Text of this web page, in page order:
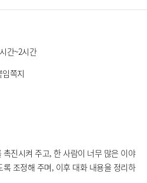
간~2시간
쪽지
촉진시켜 주고, 한 사람이 너무 많은 이야
조정해 주며, 이후 대화 내용을 정리하